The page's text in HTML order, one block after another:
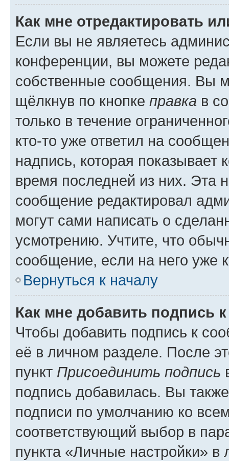
Как мне отредактировать
Если вы не являетесь
конференции, вы можете
собственные сообщения. Вы
щёлкнув по кнопке правка в
только в течение
кто-то уже ответил на
надпись, которая показывает
время последней из них. Эта
сообщение редактировал
могут сами написать о
усмотрению. Учтите, что
сообщение, если на него уже
Вернуться к началу
Как мне добавить подпись
Чтобы добавить подпись к
её в личном разделе. После
пункт Присоединить подпись
подпись добавилась. Вы
подписи по умолчанию ко
соответствующий выбор в
пункта «Личные настройки»